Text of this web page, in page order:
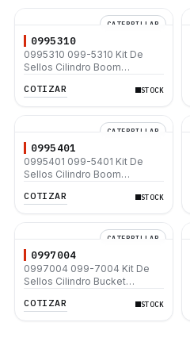
CATERPILLAR
0995310
0995310 099-5310 Kit De
Sellos Cilindro Boom
COTIZAR STOCK
CATERPILLAR
0995401
0995401 099-5401 Kit De
Sellos Cilindro Boom
COTIZAR STOCK
CATERPILLAR
0997004
0997004 099-7004 Kit De
Sellos Cilindro Bucket
COTIZAR STOCK